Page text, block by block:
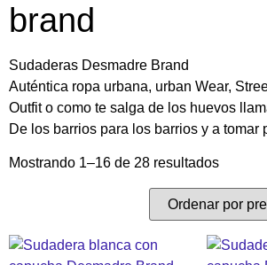
brand
Sudaderas Desmadre Brand
Auténtica ropa urbana, urban Wear,
Outfit o como te salga de los huevos
De los barrios para los barrios y a tomar
Mostrando 1–16 de 28 resultados